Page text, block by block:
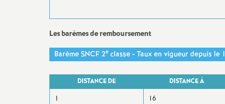
S
e
c
Les barèmes de remboursement
Barème SNCF 2e classe - Taux en vigueur depuis le 1
DISTANCE DE DISTANCE À
1 16